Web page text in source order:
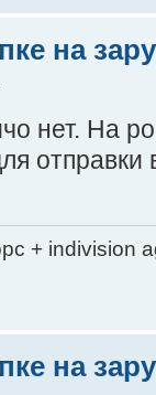
на
нет. На
отправки
+ indivision
на